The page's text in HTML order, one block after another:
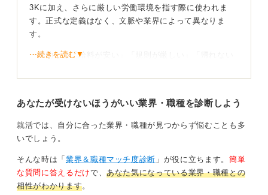
こうした事象から何か学びを得るとすれば、これらの
「K」は部分的にどの職場にも存在する要素である、と
いうことです。だから共感を呼んで一般的に知られてい
か、どの「K」が許容できないのか、という個人の価値
す。また、そこからはあまり得られるものや成長もない
といえます。
「K」など意識せずに、自分なりの良い職場を見つけて
ください。
3Kに加え、さらに厳しい労働環境を指す際に使われま
す。正式な定義はなく、文脈や業界によって異なりま
す。
一般的には「給料が安い」「規則が厳しい」「帰れない
「希望が持てない」などの要素が加えられます。
つまり7Kとは、低賃金や長時間労働、休暇の少なさ、精
言葉です。
す。これらの業界は離職率が高い傾向があり、慢性的な
人手不足が続いています。
⋯続きを読む▼
あなたが受けないほうがいい業界・職種を診断しよう
就活では、自分に合った業界・職種が見つからず悩むことも多
いでしょう。
そんな時は「 業界＆職種マッチ度診断 」が役に立ちます。 簡単
な質問に答えるだけで、あなた気になっている業界・職種との
相性がわかります。